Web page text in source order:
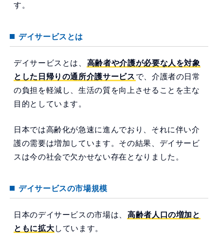
す。
デイサービスとは
デイサービスとは、 高齢者や介護が必要な人を対象
とした日帰りの通所介護サービス で、介護者の日常
の負担を軽減し、生活の質を向上させることを主な
目的としています。
日本では高齢化が急速に進んでおり、それに伴い介
護の需要は増加しています。その結果、デイサービ
スは今の社会で欠かせない存在となりました。
デイサービスの市場規模
日本のデイサービスの市場は、 高齢者人口の増加と
ともに拡大 しています。